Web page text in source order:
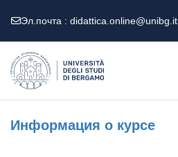
Эл.почта : didattica.online@unibg.it
Информация о курсе